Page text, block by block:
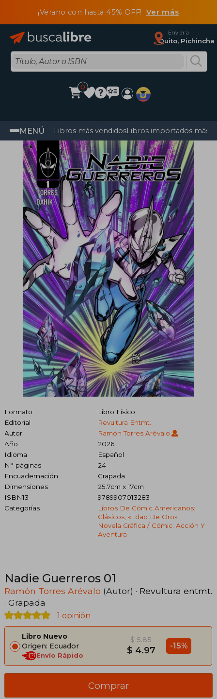
¡Verano con hasta 45% OFF! Ver más
Enviar a
Quito, Pichincha
0
MENÚ Libros más vendidosLibros importados más
Formato
Libro Físico
Editorial
Revultura Entmt.
Autor
Ramón Torres Arévalo
Año
2026
Idioma
Español
N° páginas
24
Encuadernación
Grapada
Dimensiones
25.7cm x 17cm
ISBN13
9789907013283
Categorías
Libros De Cómic Americanos:
Clásicos, «edad De Oro»
Novela Gráfica / Cómic: Acción Y
Aventura
Nadie Guerreros 01
Ramón Torres Arévalo (Autor) · Revultura entmt.
· Grapada
1 opinión
Libro Nuevo
Origen: Ecuador
Envío Rápido
$ 5.85
$ 4.97 -15%
Comprar